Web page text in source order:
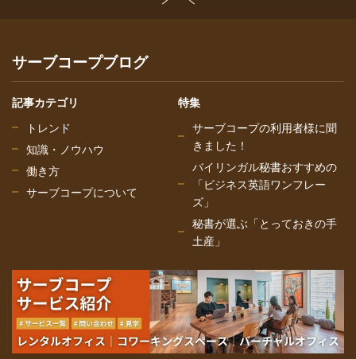
サーブコープブログ
記事カテゴリ
トレンド
知識・ノウハウ
働き方
サーブコープについて
特集
サーブコープの利用者様に聞
きました！
バイリンガル秘書おすすめの
「ビジネス英語ワンフレー
ズ」
秘書が選ぶ「とっておきの手
土産」